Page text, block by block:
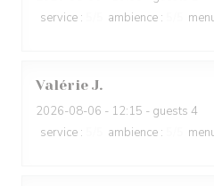
service : ambience :
Valérie J
2026-08-06 - 12:15 - guests 4
service : ambience :